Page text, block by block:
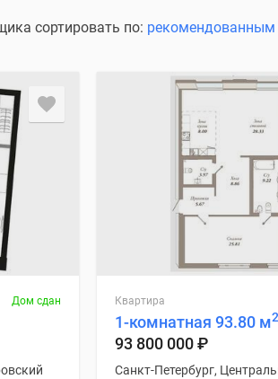
сортировать по: рекомендованным
Дом сдан Квартира
1-комнатная 93.80 м2
93 800 000₽
Санкт-Петербург,